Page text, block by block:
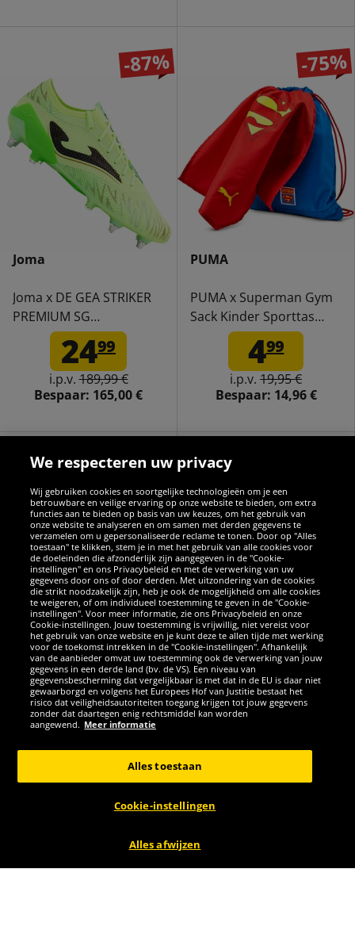
-87%
Joma
Joma x DE GEA STRIKER
PREMIUM SG
Voetbalschoenen
PSTRIW2511SG
2499
i.p.v.189,99 €
Bespaar: 165,00 €
-75%
PUMA
PUMA x Superman Gym
Sack Kinder Sporttas
073225-01499
i.p.v. 19,95 €
Bespaar: 14,96 €
-62%
Vans
Vans LX Old Skool
Sneaker VN000D56B8C1
3999
i.p.v.105,00 €
65,01 €
Lotto
Lotto Classic Dames
Tights grijs
399
i.p.v.25,00 €
-84% -87%
We respecteren uw privacy
Wij gebruiken cookies en soortgelijke technologieën om je een
betrouwbare en veilige ervaring op onze website te bieden, om extra
functies aan te bieden op basis van uw keuzes, om het gebruik van
onze website te analyseren en om samen met derden gegevens te
verzamelen om u gepersonaliseerde reclame te tonen. Door op "Alles
toestaan" te klikken, stem je in met het gebruik van alle cookies voor
de doeleinden die afzonderlijk zijn aangegeven in de "Cookie-
instellingen" en ons Privacybeleid en met de verwerking van uw
gegevens door ons of door derden. Met uitzondering van de cookies
die strikt noodzakelijk zijn, heb je ook de mogelijkheid om alle cookies
te weigeren, of om individueel toestemming te geven in de "Cookie-
instellingen". Voor meer informatie, zie ons Privacybeleid en onze
Cookie-instellingen. Jouw toestemming is vrijwillig, niet vereist voor
het gebruik van onze website en je kunt deze te allen tijde met werking
voor de toekomst intrekken in de "Cookie-instellingen". Afhankelijk
van de aanbieder omvat uw toestemming ook de verwerking van jouw
gegevens in een derde land (bv. de VS). Een niveau van
gegevensbescherming dat vergelijkbaar is met dat in de EU is daar niet
gewaarborgd en volgens het Europees Hof van Justitie bestaat het
risico dat veiligheidsautoriteiten toegang krijgen tot jouw gegevens
zonder dat daartegen enig rechtsmiddel kan worden
aangewend. Meer informatie
Cookie-instellingen
Alles afwijzen
Alles toestaan